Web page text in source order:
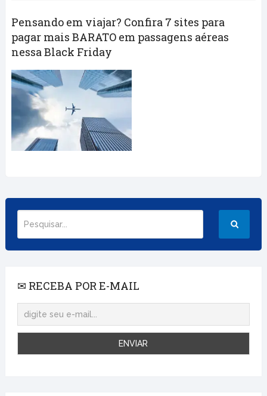
Pensando em viajar? Confira 7 sites para
pagar mais BARATO em passagens aéreas
nessa Black Friday
✉ RECEBA POR E-MAIL